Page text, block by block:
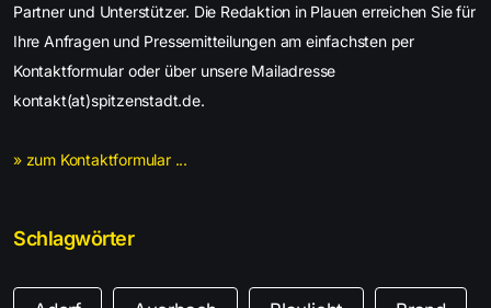
Partner und Unterstützer. Die Redaktion in Plauen erreichen Sie für
Ihre Anfragen und Pressemitteilungen am einfachsten per
Kontaktformular oder über unsere Mailadresse
kontakt(at)spitzenstadt.de.
» zum Kontaktformular ...
Schlagwörter